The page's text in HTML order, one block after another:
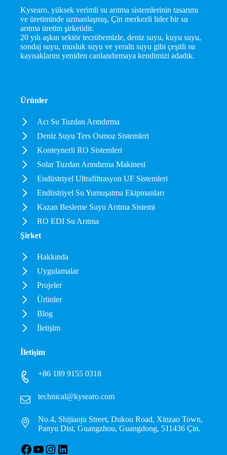
Kysearo, yüksek verimli su arıtma sistemlerinin tasarımı
ve üretiminde uzmanlaşmış, Çin merkezli lider bir su
arıtma üretim şirketidir.
20 yılı aşkın sektör tecrübemizle, deniz suyu, kuyu suyu,
sondaj suyu, musluk suyu ve yeraltı suyu gibi çeşitli su
kaynaklarını yeniden canlandırmaya kendimizi adadık.
Ürünler
Acı Su Tuzdan Arındırma
Deniz Suyu Ters Osmoz Sistemleri
Konteynerli RO Sistemleri
Solar Tuzdan Arındırma Makinesi
Endüstriyel Ultrafiltrasyon UF Sistemleri
Endüstriyel Su Yumuşatma Ekipmanları
Kazan Besleme Suyu Arıtma Sistemi
RO EDI Su Arıtma
Şirket
Hakkında
Uygulamalar
Projeler
Ürünler
Blog
İletişim
İletişim
+86 189 9155 0318
technical@kysearo.com
No.4, Shijiaoju Street, Dukou Road, Xinzao Town,
Panyu Dist, Guangzhou, Guangdong, 511436 Çin.
Facebook
YouTube
Instagram
LinkedIn